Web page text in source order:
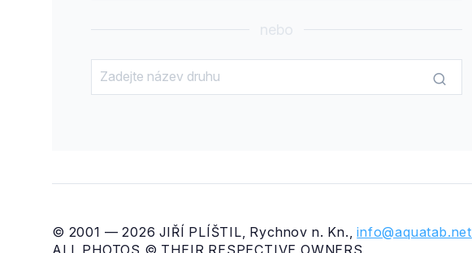
nebo
© 2001 — 2026 JIŘÍ PLÍŠTIL, Rychnov n. Kn.,info@aquatab.net
ALL PHOTOS © THEIR RESPECTIVE OWNERS